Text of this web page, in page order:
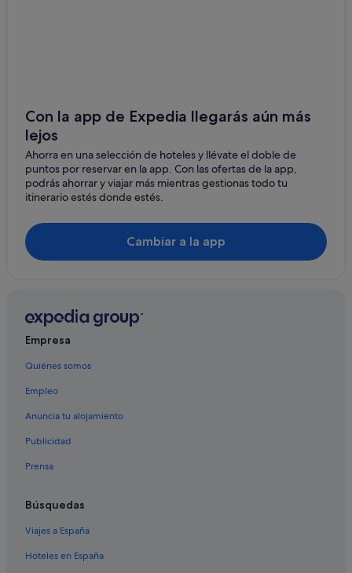
Con la app de Expedia llegarás aún más
lejos
Ahorra en una selección de hoteles y llévate el doble de
puntos por reservar en la app. Con las ofertas de la app,
podrás ahorrar y viajar más mientras gestionas todo tu
itinerario estés donde estés.
Cambiar a la app
Empresa
Quiénes somos
Empleo
Anuncia tu alojamiento
Publicidad
Prensa
Búsquedas
Viajes a España
Hoteles en España